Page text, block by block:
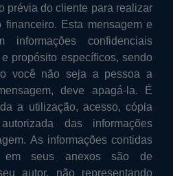
prévia do cliente para realizar
financeiro. Esta mensagem e
informações confidenciais
propósito específicos, sendo
você não seja a pessoa a
deve apagá-la. É
a utilização, acesso, cópia
das informações
As informações contidas
em seus anexos são de
autor, não representando